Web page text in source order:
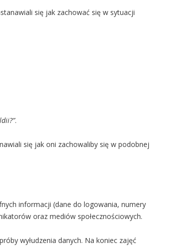
się jak zachować się w sytuacji
.
się jak oni zachowaliby się w podobnej
informacji (dane do logowania, numery
oraz mediów społecznościowych.
wyłudzenia danych. Na koniec zajęć